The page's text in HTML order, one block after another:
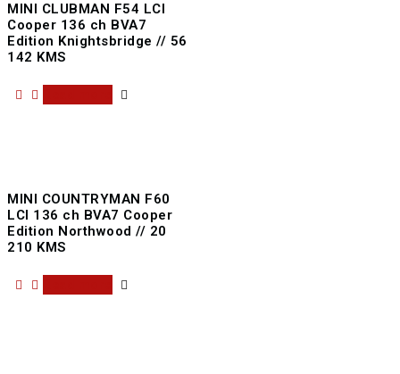
MINI CLUBMAN F54 LCI
Cooper 136 ch BVA7
Edition Knightsbridge // 56
142 KMS
MINI COUNTRYMAN F60
LCI 136 ch BVA7 Cooper
Edition Northwood // 20
210 KMS